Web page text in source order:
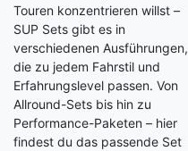
Touren konzentrieren willst –
SUP Sets gibt es in
verschiedenen Ausführungen,
die zu jedem Fahrstil und
Erfahrungslevel passen. Von
Allround-Sets bis hin zu
Performance-Paketen – hier
findest du das passende Set